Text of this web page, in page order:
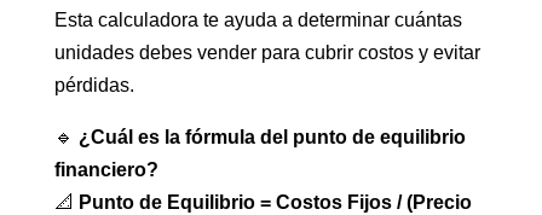
Esta calculadora te ayuda a determinar cuántas
unidades debes vender para cubrir costos y evitar
pérdidas.
🔹 ¿Cuál es la fórmula del punto de equilibrio
financiero?
📐 Punto de Equilibrio = Costos Fijos / (Precio